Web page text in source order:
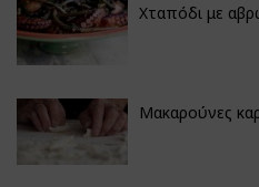
Χταπόδι με
Μακαρούνες